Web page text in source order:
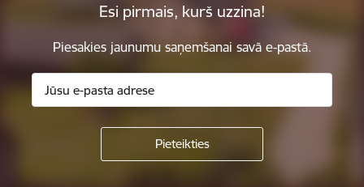
Esi pirmais, kurš uzzina!
Piesakies jaunumu saņemšanai savā e-pastā.